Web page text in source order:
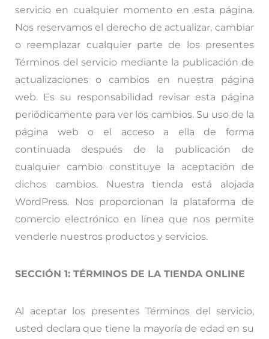
servicio en cualquier momento en esta página.
Nos reservamos el derecho de actualizar, cambiar
o reemplazar cualquier parte de los presentes
Términos del servicio mediante la publicación de
actualizaciones o cambios en nuestra página
web. Es su responsabilidad revisar esta página
periódicamente para ver los cambios. Su uso de la
página web o el acceso a ella de forma
continuada después de la publicación de
cualquier cambio constituye la aceptación de
dichos cambios. Nuestra tienda está alojada
WordPress. Nos proporcionan la plataforma de
comercio electrónico en línea que nos permite
venderle nuestros productos y servicios.
SECCIÓN 1: TÉRMINOS DE LA TIENDA ONLINE
Al aceptar los presentes Términos del servicio,
usted declara que tiene la mayoría de edad en su